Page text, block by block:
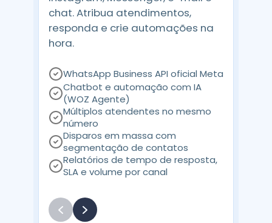
chat. Atribua atendimentos,
responda e crie automações na
hora.
WhatsApp Business API oficial Meta
Chatbot e automação com IA
(WOZ Agente)
Múltiplos atendentes no mesmo
número
Disparos em massa com
segmentação de contatos
Relatórios de tempo de resposta,
SLA e volume por canal